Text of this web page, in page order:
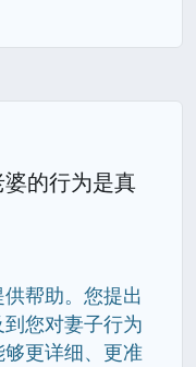
的行为是真
帮助。您提出
您对妻子行为
更详细、更准